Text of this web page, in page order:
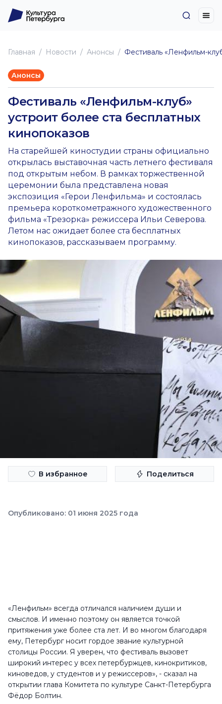
Главная Новоcти Анонсы Фестиваль «Ленфильм-
Анонсы
Фестиваль «Ленфильм-клуб»
устроит более ста бесплатных
кинопоказов
На старейшей киностудии страны официально
открылась выставочная часть летнего фестиваля
под открытым небом. В рамках торжественной
церемонии была представлена новая
экспозиция «Герои Ленфильма» и состоялась
премьера короткометражного художественного
фильма «Трезорка» режиссера Ильи Северова.
Летом нас ожидает более ста бесплатных
кинопоказов, рассказываем программу.
В избранное Поделиться
Опубликовано: 01 июня 2025 года
«Ленфильм» всегда отличался наличием души и
смыслов. И именно поэтому он является точкой
притяжения уже более ста лет. И во многом благодаря
ему, Петербург носит гордое звание культурной
столицы России. Я уверен, что фестиваль вызовет
широкий интерес у всех петербуржцев, кинокритиков,
киноведов, у студентов и у режиссеров», - сказал на
открытии глава Комитета по культуре Санкт-Петербурга
Фёдор Болтин.